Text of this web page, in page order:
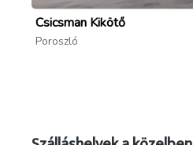
Csicsman Kikötő
Poroszló